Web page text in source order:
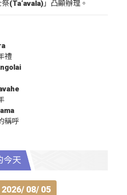
(Ta‘avala)」凸顯辦理。
禮
稱呼
今天
2026/ 08/ 05